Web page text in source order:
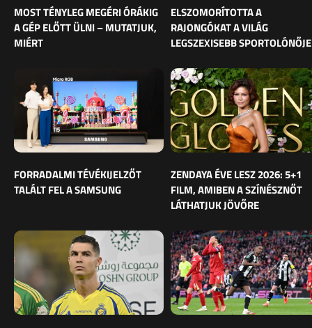
MOST TÉNYLEG MEGÉRI ÓRÁKIG
A GÉP ELŐTT ÜLNI – MUTATJUK,
MIÉRT
ELSZOMORÍTOTTA A
RAJONGÓKAT A VILÁG
LEGSZEXISEBB SPORTOLÓNŐJE
FORRADALMI TÉVÉKIJELZŐT
TALÁLT FEL A SAMSUNG
ZENDAYA ÉVE LESZ 2026: 5+1
FILM, AMIBEN A SZÍNÉSZNŐT
LÁTHATJUK JÖVŐRE